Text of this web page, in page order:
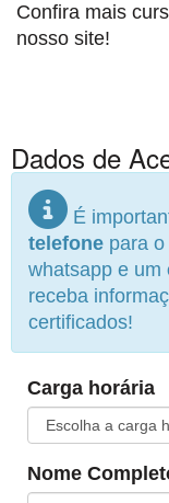
Confira mais
nosso site!
Dados de
É
telefone para
whatsapp e um
receba
certificados!
Carga horária
Nome